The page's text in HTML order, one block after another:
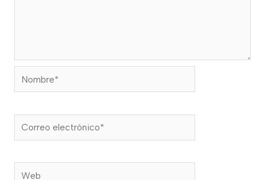
Nombre*
Correo
electrónico*
Web